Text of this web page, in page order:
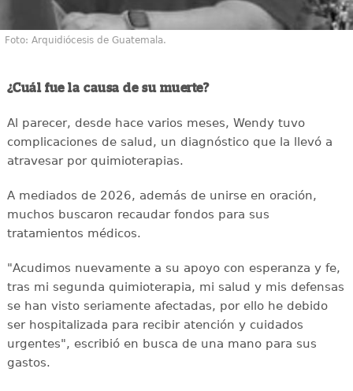
Foto: Arquidiócesis de Guatemala.
¿Cuál fue la causa de su muerte?
Al parecer, desde hace varios meses, Wendy tuvo
complicaciones de salud, un diagnóstico que la llevó a
atravesar por quimioterapias.
A mediados de 2026, además de unirse en oración,
muchos buscaron recaudar fondos para sus
tratamientos médicos.
"Acudimos nuevamente a su apoyo con esperanza y fe,
tras mi segunda quimioterapia, mi salud y mis defensas
se han visto seriamente afectadas, por ello he debido
ser hospitalizada para recibir atención y cuidados
urgentes", escribió en busca de una mano para sus
gastos.